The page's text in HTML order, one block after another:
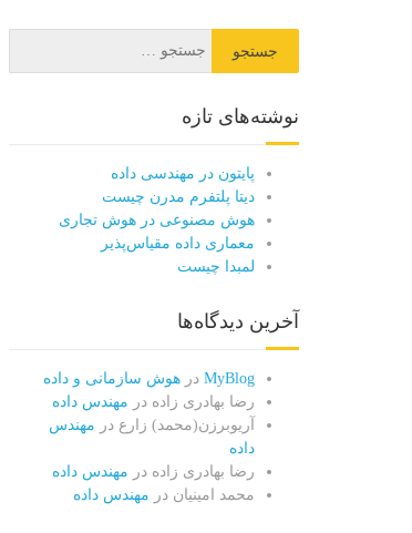
نوشته‌های تازه
پایتون در مهندسی داده
دیتا پلتفرم مدرن چیست
هوش مصنوعی در هوش تجاری
معماری داده مقیاس‌پذیر
لمبدا چیست
آخرین دیدگاه‌ها
MyBlog در هوش سازمانی و داده
رضا بهادری زاده در مهندس داده
آریوبرزن(محمد) زارع در مهندس
داده
رضا بهادری زاده در مهندس داده
محمد امینیان در مهندس داده